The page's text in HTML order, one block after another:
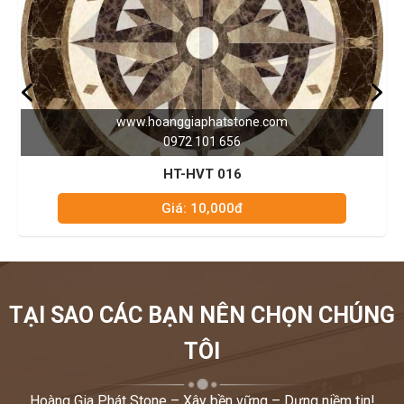
www.hoanggiaphatstone.com
0972 101 656
HT-HVT 016
Giá: 10,000đ
TẠI SAO CÁC BẠN NÊN CHỌN CHÚNG
TÔI